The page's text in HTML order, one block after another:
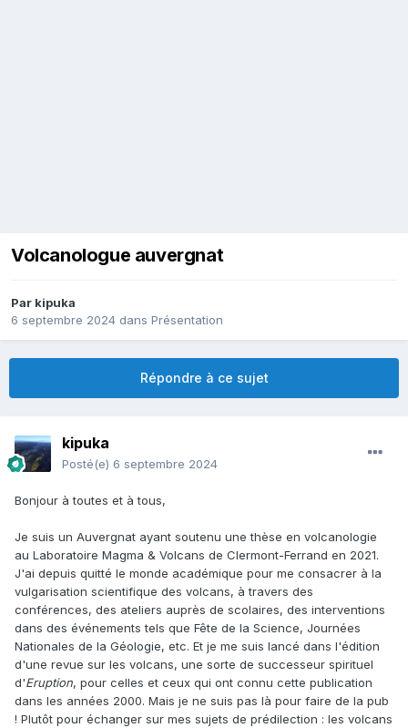
Volcanologue auvergnat
Par kipuka
6 septembre 2024 dans Présentation
Répondre à ce sujet
kipuka
Posté(e) 6 septembre 2024
Bonjour à toutes et à tous,
Je suis un Auvergnat ayant soutenu une thèse en volcanologie
au Laboratoire Magma & Volcans de Clermont-Ferrand en 2021.
J'ai depuis quitté le monde académique pour me consacrer à la
vulgarisation scientifique des volcans, à travers des
conférences, des ateliers auprès de scolaires, des interventions
dans des événements tels que Fête de la Science, Journées
Nationales de la Géologie, etc. Et je me suis lancé dans l'édition
d'une revue sur les volcans, une sorte de successeur spirituel
d'Eruption, pour celles et ceux qui ont connu cette publication
dans les années 2000. Mais je ne suis pas là pour faire de la pub
! Plutôt pour échanger sur mes sujets de prédilection : les volcans